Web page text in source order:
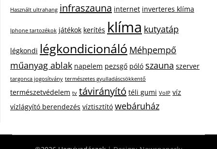
Használt ultrahang infraszauna internet inverteres klíma
Iphone tartozékok játékok kerítés klíma kutyatáp
légkondi légkondicionáló Méhpempő
műanyag ablak napelem pezsgő póló szauna szerver
targonca jogosítvány természetes gyulladáscsökkentő
természetvédelem tv távirányító téli gumi VoIP víz
vízlágyító berendezés víztisztító webáruház